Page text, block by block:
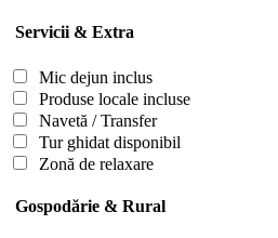
Servicii & Extra
Mic dejun inclus
Produse locale incluse
Navetă / Transfer
Tur ghidat disponibil
Zonă de relaxare
Gospodărie & Rural